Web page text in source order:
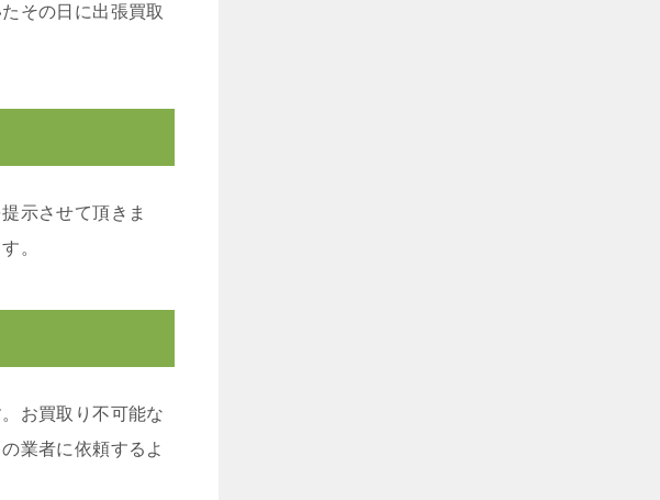
その日に出張買取
示させて頂きま
。
お買取り不可能な
業者に依頼するよ